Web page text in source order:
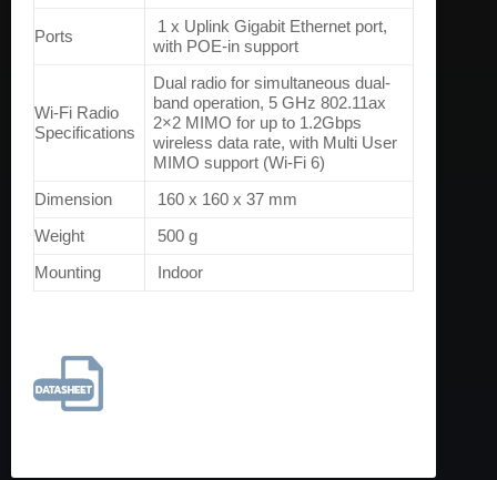
Ports
1 x Uplink Gigabit Ethernet port,
with POE-in support
Wi-Fi Radio
Specifications
Dual radio for simultaneous dual-
band operation, 5 GHz 802.11ax
2×2 MIMO for up to 1.2Gbps
wireless data rate, with Multi User
MIMO support (Wi-Fi 6)
Dimension 160 x 160 x 37 mm
Weight 500 g
Mounting Indoor